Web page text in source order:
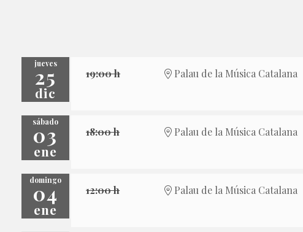
jueves
25
dic
19:00 h Palau de la Música Catalana
sábado
03
ene
18:00 h Palau de la Música Catalana
domingo
04
ene
12:00 h Palau de la Música Catalana